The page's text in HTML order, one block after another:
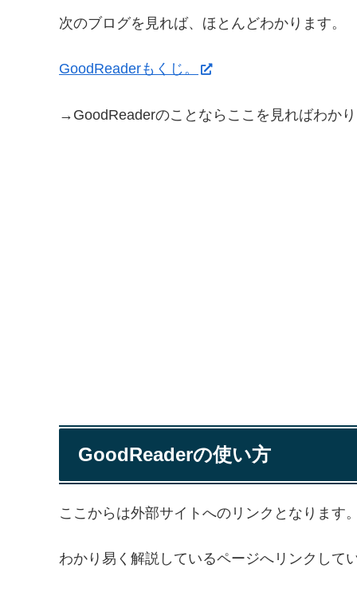
次のブログを見れば、ほとんどわかります。
GoodReaderもくじ。
→GoodReaderのことならここを見ればわか
GoodReaderの使い方
ここからは外部サイトへのリンクとなります
わかり易く解説しているページへリンクして